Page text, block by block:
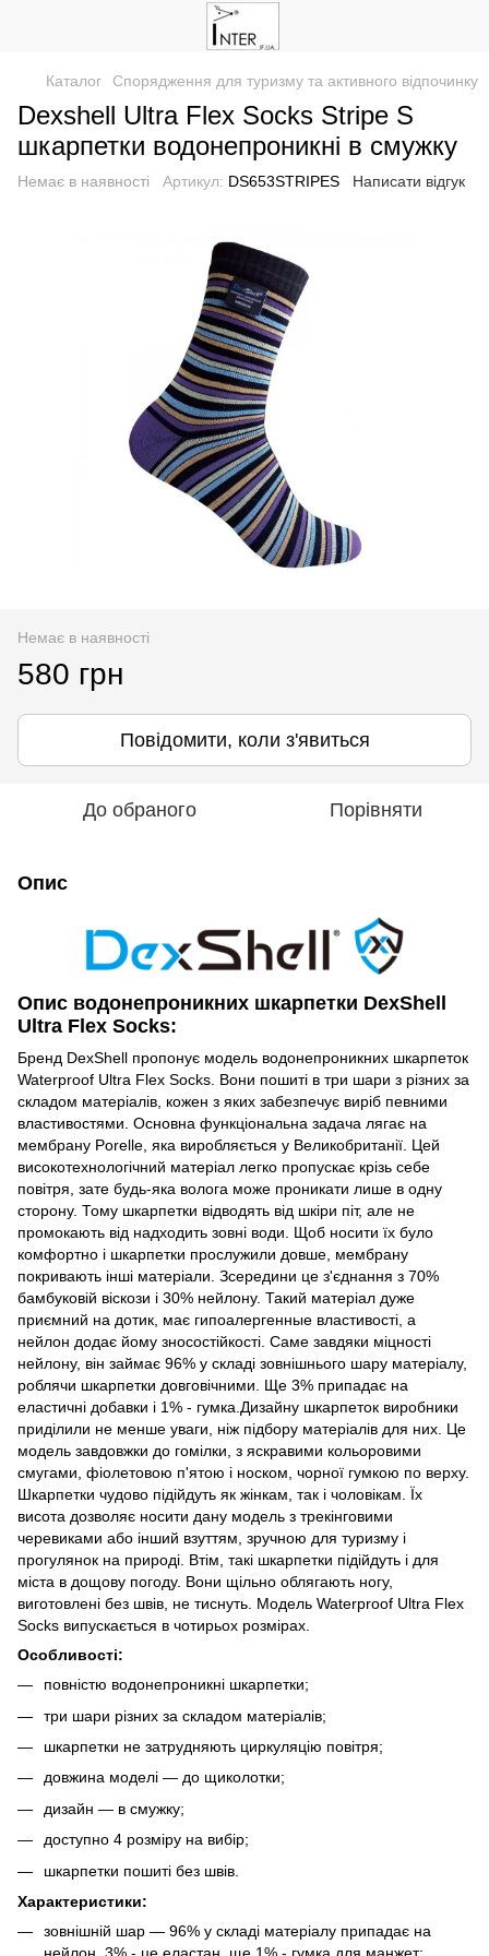
Каталог Спорядження для туризму та активного відпочинку
Dexshell Ultra Flex Socks Stripe S
шкарпетки водонепроникні в смужку
Немає в наявності Артикул: DS653STRIPES Написати відгук
Немає в наявності
580 грн
Повідомити, коли з'явиться
До обраного Порівняти
Опис
Опис водонепроникних шкарпетки DexShell
Ultra Flex Socks:
Бренд DexShell пропонує модель водонепроникних шкарпеток
Waterproof Ultra Flex Socks. Вони пошиті в три шари з різних за
складом матеріалів, кожен з яких забезпечує виріб певними
властивостями. Основна функціональна задача лягає на
мембрану Porelle, яка виробляється у Великобританії. Цей
високотехнологічний матеріал легко пропускає крізь себе
повітря, зате будь-яка волога може проникати лише в одну
сторону. Тому шкарпетки відводять від шкіри піт, але не
промокають від надходить зовні води. Щоб носити їх було
комфортно і шкарпетки прослужили довше, мембрану
покривають інші матеріали. Зсередини це з'єднання з 70%
бамбуковій віскози і 30% нейлону. Такий матеріал дуже
приємний на дотик, має гипоалергенные властивості, а
нейлон додає йому зносостійкості. Саме завдяки міцності
нейлону, він займає 96% у складі зовнішнього шару матеріалу,
роблячи шкарпетки довговічними. Ще 3% припадає на
еластичні добавки і 1% - гумка.Дизайну шкарпеток виробники
приділили не менше уваги, ніж підбору матеріалів для них. Це
модель завдовжки до гомілки, з яскравими кольоровими
смугами, фіолетовою п'ятою і носком, чорної гумкою по верху.
Шкарпетки чудово підійдуть як жінкам, так і чоловікам. Їх
висота дозволяє носити дану модель з трекінговими
черевиками або інший взуттям, зручною для туризму і
прогулянок на природі. Втім, такі шкарпетки підійдуть і для
міста в дощову погоду. Вони щільно облягають ногу,
виготовлені без швів, не тиснуть. Модель Waterproof Ultra Flex
Socks випускається в чотирьох розмірах.
Особливості:
повністю водонепроникні шкарпетки;
три шари різних за складом матеріалів;
шкарпетки не затрудняють циркуляцію повітря;
довжина моделі — до щиколотки;
дизайн — в смужку;
доступно 4 розміру на вибір;
шкарпетки пошиті без швів.
Характеристики:
зовнішній шар — 96% у складі матеріалу припадає на